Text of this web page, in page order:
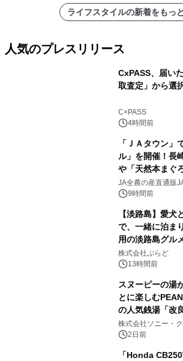
ライフスタイルの新着をもっ
人気のプレスリリース
CxPASS、届い
取査定」から選
C×PASS
4時間前
「ＪＡタウン」
ル」を開催！長
や「天然本まぐ
販売！～毎月１
JA全農の産直通販
9時間前
【淡路島】愛犬
で、一緒に泊ま
用の淡路島グル
プール グランピ
スの2施設で
株式会社ぷらど
13時間前
スヌーピーの湯
とに楽しむ
の人気銭湯「改
ラボレーション
ボグッズも発売
株式会社ソニー・
2日前
「Honda